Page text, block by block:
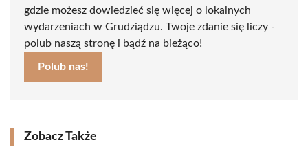
gdzie możesz dowiedzieć się więcej o lokalnych
wydarzeniach w Grudziądzu. Twoje zdanie się liczy -
polub naszą stronę i bądź na bieżąco!
Polub nas!
Zobacz Także